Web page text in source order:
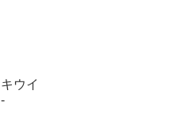
キウイ
-